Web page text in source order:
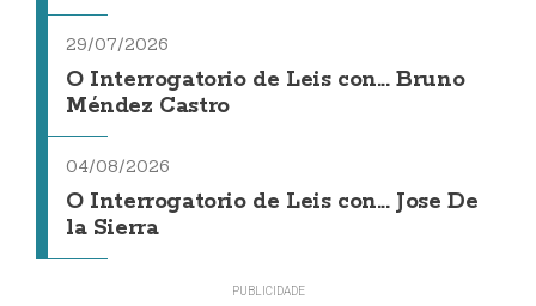
29/07/2026
O Interrogatorio de Leis con... Bruno
Méndez Castro
04/08/2026
O Interrogatorio de Leis con... Jose De
la Sierra